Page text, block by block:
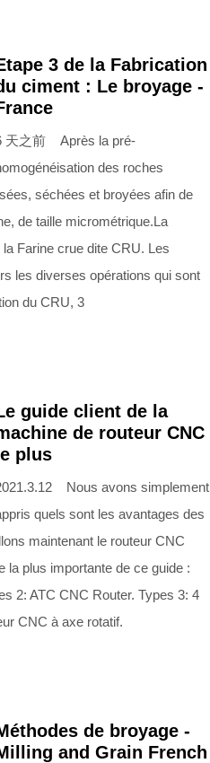
3 de la Fabrication
ciment : Le broyage -
天之前 Après la pré-
des roches
séchées et broyées afin de
de taille micrométrique.La
Farine crue dite CRU. Les
les diverses opérations qui sont
du CRU, 3
guide client de la
de routeur CNC
le plus
Nous avons simplement
quels sont les avantages des
maintenant le routeur CNC
la plus importante de ce guide :
2: ATC CNC Router. Types 3: 4
CNC à axe rotatif.
de broyage -
and Grain French